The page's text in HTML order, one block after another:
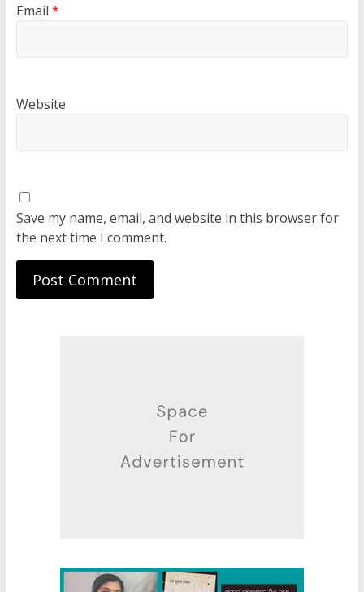
Email *
Website
Save my name, email, and website in this browser for
the next time I comment.